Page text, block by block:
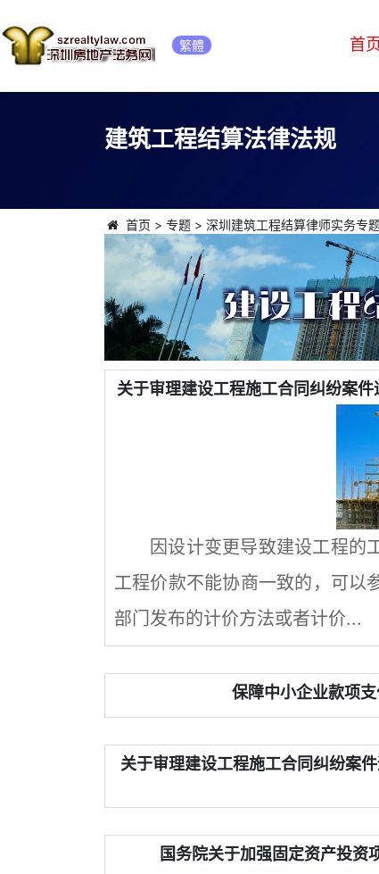
繁體 首
建筑工程结算法律法规
首页 > 专题> 深圳建筑工程结算律师实务专
关于审理建设工程施工合同纠纷案
因设计变更导致建设工程的
工程价款不能协商一致的，可以
部门发布的计价方法或者计价...
保障中小企业款项
关于审理建设工程施工合同纠纷案
国务院关于加强固定资产投资